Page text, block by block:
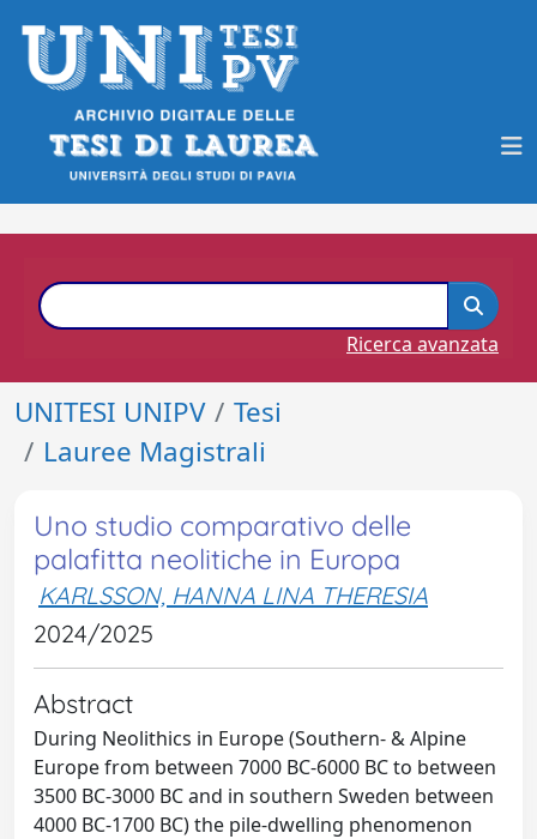
Ricerca avanzata
UNITESI UNIPV
Tesi
Lauree Magistrali
Uno studio comparativo delle
palafitta neolitiche in Europa
KARLSSON, HANNA LINA THERESIA
2024/2025
Abstract
During Neolithics in Europe (Southern- & Alpine
Europe from between 7000 BC-6000 BC to between
3500 BC-3000 BC and in southern Sweden between
4000 BC-1700 BC) the pile-dwelling phenomenon